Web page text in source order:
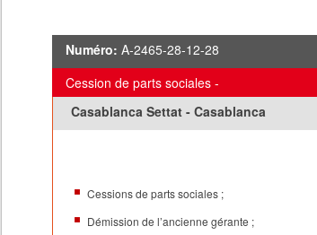
Numéro: A-2465-28-12-28
Cession de parts sociales -
Casablanca Settat - Casablanca
Cessions de parts sociales ;
Démission de l’ancienne gérante ;